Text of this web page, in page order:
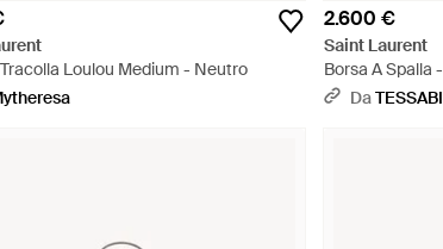
Loulou Medium - Neutro
2.600 €
Saint Laurent
Borsa A Spalla
Da